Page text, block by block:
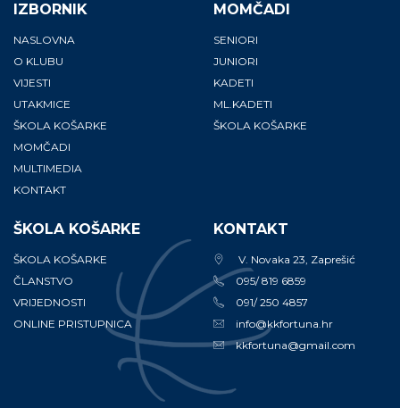
IZBORNIK
NASLOVNA
O KLUBU
VIJESTI
UTAKMICE
ŠKOLA KOŠARKE
MOMČADI
MULTIMEDIA
KONTAKT
MOMČADI
SENIORI
JUNIORI
KADETI
ML.KADETI
ŠKOLA KOŠARKE
ŠKOLA KOŠARKE
ŠKOLA KOŠARKE
ČLANSTVO
VRIJEDNOSTI
ONLINE PRISTUPNICA
KONTAKT
V. Novaka 23, Zaprešić
095/ 819 6859
091/ 250 4857
info@kkfortuna.hr
kkfortuna@gmail.com